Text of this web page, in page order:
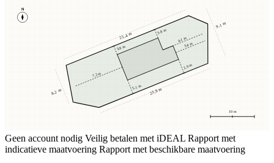
N
10 m
3,8 m
3,8 m
5,1 m
2,9 m
7,2 m
3,4 m
4,1 m
25,4 m
23,8 m
8,2 m
9,1 m
Geen account nodig Veilig betalen met iDEAL Rapport met
indicatieve maatvoering Rapport met beschikbare maatvoering